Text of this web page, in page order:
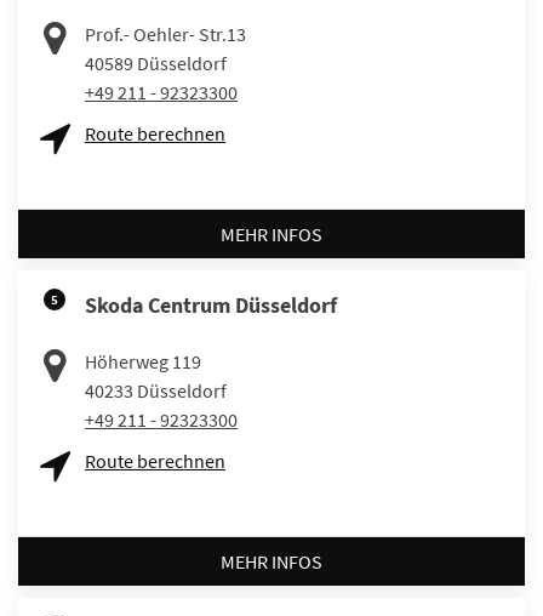
Prof.- Oehler- Str.13
40589 Düsseldorf
+49 211 - 92323300
Route berechnen
MEHR INFOS
5 Skoda Centrum Düsseldorf
Höherweg 119
40233 Düsseldorf
+49 211 - 92323300
Route berechnen
MEHR INFOS